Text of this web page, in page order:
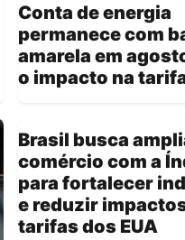
Conta de energia
permanece com
amarela em
o impacto na
Brasil busca
comércio com a
para fortalecer
e reduzir
tarifas dos EUA